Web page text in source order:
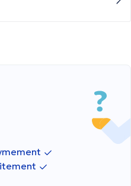
incidence le fait
prescrit 1g et je